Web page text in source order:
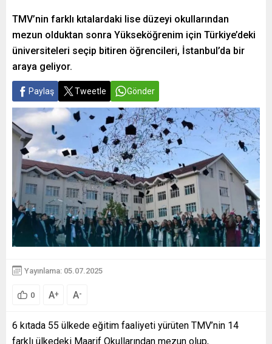
TMV’nin farklı kıtalardaki lise düzeyi okullarından
mezun olduktan sonra Yükseköğrenim için Türkiye’deki
üniversiteleri seçip bitiren öğrencileri, İstanbul’da bir
araya geliyor.
Paylaş Tweetle Gönder
Yayınlama: 05.07.2025
0 A+ A-
6 kıtada 55 ülkede eğitim faaliyeti yürüten TMV’nin 14
farklı ülkedeki Maarif Okullarından mezun olup,